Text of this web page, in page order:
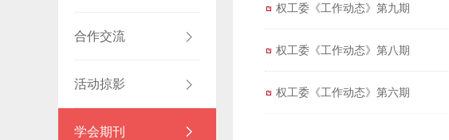
合作交流
活动掠影
学会期刊
权工委《工作动态》第九期
权工委《工作动态》第八期
权工委《工作动态》第六期